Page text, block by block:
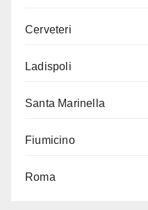
Cerveteri
Ladispoli
Santa Marinella
Fiumicino
Roma